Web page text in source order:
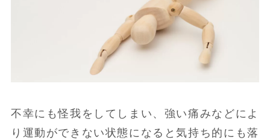
不幸にも怪我をしてしまい、強い痛みなどによ
り運動ができない状態になると気持ち的にも落